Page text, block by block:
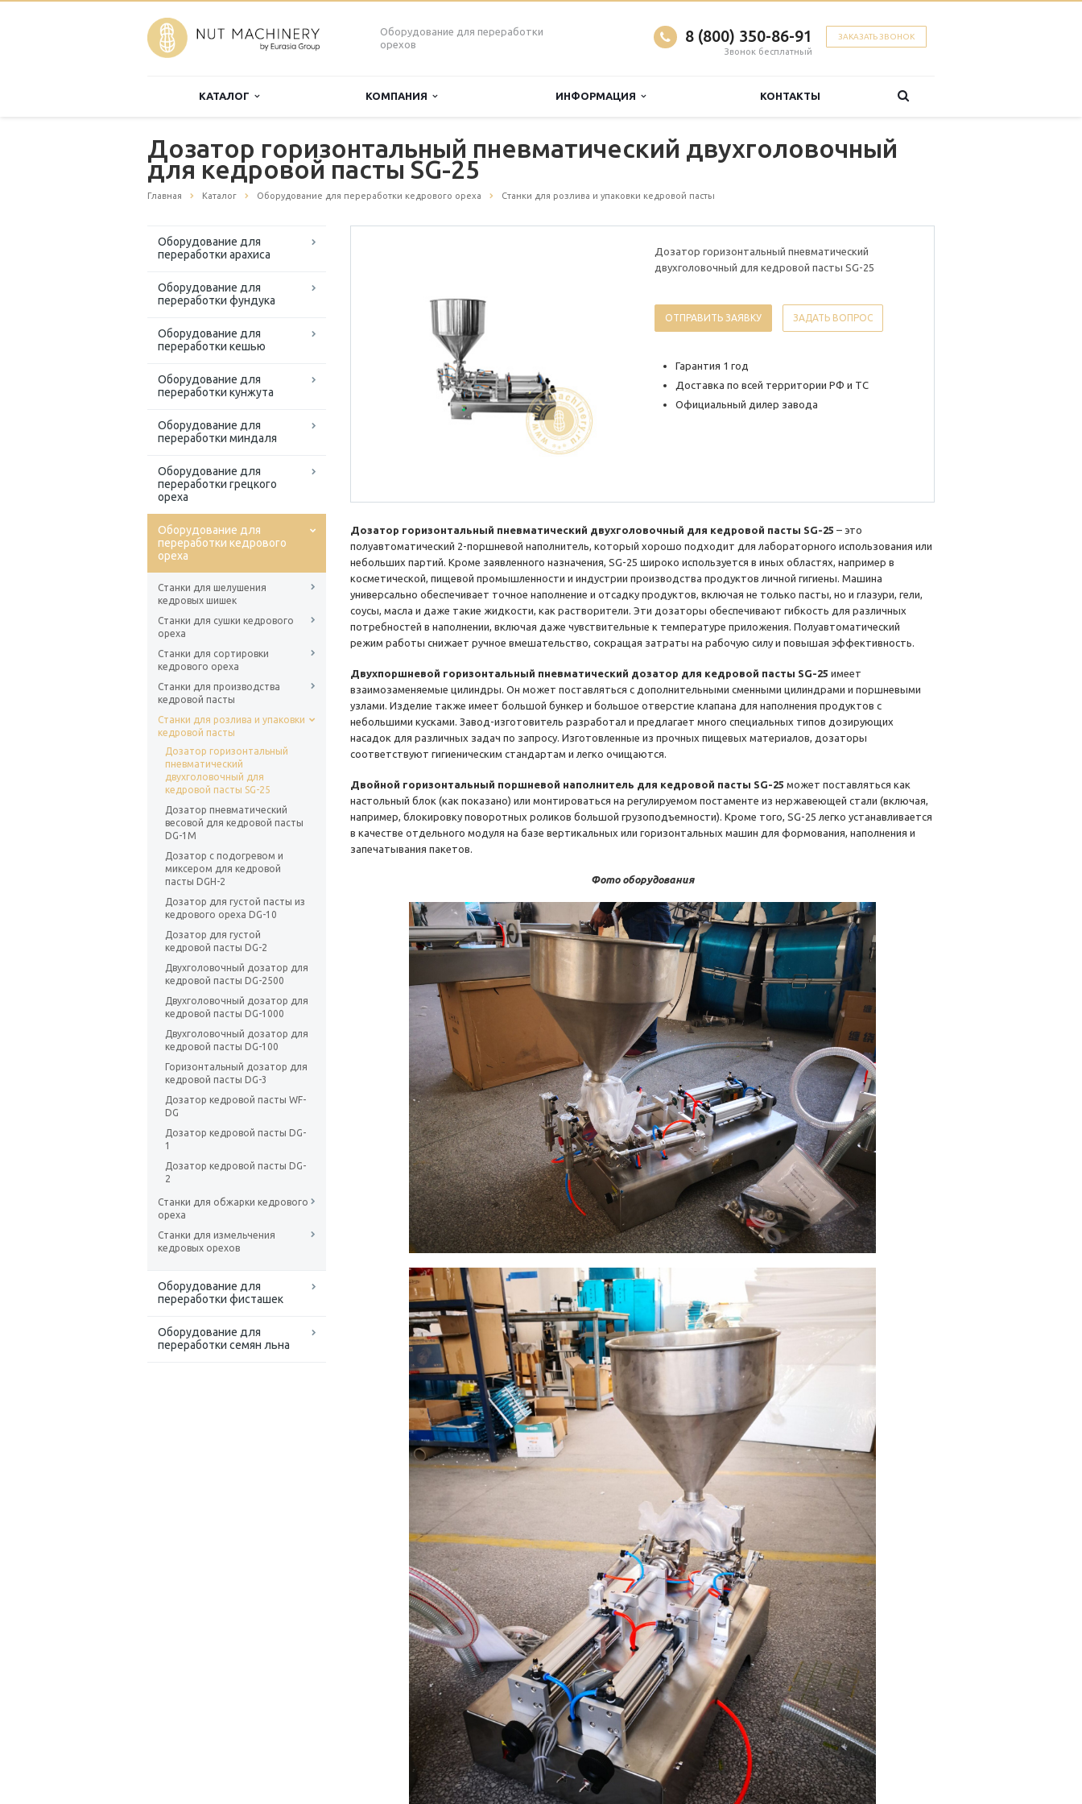
Оборудование для переработки
орехов
ЗАКАЗАТЬ ЗВОНОК
8 (800) 350-86-91
Звонок бесплатный
КАТАЛОГ КОМПАНИЯ ИНФОРМАЦИЯ КОНТАКТЫ
Дозатор горизонтальный пневматический двухголовочный
для кедровой пасты SG-25
Главная Каталог Оборудование для переработки кедрового ореха Станки для розлива и упаковки кедровой пасты
Оборудование для
переработки арахиса
Оборудование для
переработки фундука
Оборудование для
переработки кешью
Оборудование для
переработки кунжута
Оборудование для
переработки миндаля
Оборудование для
переработки грецкого
ореха
Оборудование для
переработки кедрового
ореха
Станки для шелушения
кедровых шишек
Станки для сушки кедрового
ореха
Станки для сортировки
кедрового ореха
Станки для производства
кедровой пасты
Станки для розлива и упаковки
кедровой пасты
Дозатор горизонтальный
пневматический
двухголовочный для
кедровой пасты SG-25
Дозатор пневматический
весовой для кедровой пасты
DG-1M
Дозатор с подогревом и
миксером для кедровой
пасты DGH-2
Дозатор для густой пасты из
кедрового ореха DG-10
Дозатор для густой
кедровой пасты DG-2
Двухголовочный дозатор для
кедровой пасты DG-2500
Двухголовочный дозатор для
кедровой пасты DG-1000
Двухголовочный дозатор для
кедровой пасты DG-100
Горизонтальный дозатор для
кедровой пасты DG-3
Дозатор кедровой пасты WF-
DG
Дозатор кедровой пасты DG-
1
Дозатор кедровой пасты DG-
2
Станки для обжарки кедрового
ореха
Станки для измельчения
кедровых орехов
Оборудование для
переработки фисташек
Оборудование для
переработки семян льна
Дозатор горизонтальный пневматический
двухголовочный для кедровой пасты SG-25
ОТПРАВИТЬ ЗАЯВКУ ЗАДАТЬ ВОПРОС
Гарантия 1 год
Доставка по всей территории РФ и ТС
Официальный дилер завода
Дозатор горизонтальный пневматический двухголовочный для кедровой пасты SG-25 – это
полуавтоматический 2-поршневой наполнитель, который хорошо подходит для лабораторного использования или
небольших партий. Кроме заявленного назначения, SG-25 широко используется в иных областях, например в
косметической, пищевой промышленности и индустрии производства продуктов личной гигиены. Машина
универсально обеспечивает точное наполнение и отсадку продуктов, включая не только пасты, но и глазури, гели,
соусы, масла и даже такие жидкости, как растворители. Эти дозаторы обеспечивают гибкость для различных
потребностей в наполнении, включая даже чувствительные к температуре приложения. Полуавтоматический
режим работы снижает ручное вмешательство, сокращая затраты на рабочую силу и повышая эффективность.
Двухпоршневой горизонтальный пневматический дозатор для кедровой пасты SG-25 имеет
взаимозаменяемые цилиндры. Он может поставляться с дополнительными сменными цилиндрами и поршневыми
узлами. Изделие также имеет большой бункер и большое отверстие клапана для наполнения продуктов с
небольшими кусками. Завод-изготовитель разработал и предлагает много специальных типов дозирующих
насадок для различных задач по запросу. Изготовленные из прочных пищевых материалов, дозаторы
соответствуют гигиеническим стандартам и легко очищаются.
Двойной горизонтальный поршневой наполнитель для кедровой пасты SG-25 может поставляться как
настольный блок (как показано) или монтироваться на регулируемом постаменте из нержавеющей стали (включая,
например, блокировку поворотных роликов большой грузоподъемности). Кроме того, SG-25 легко устанавливается
в качестве отдельного модуля на базе вертикальных или горизонтальных машин для формования, наполнения и
запечатывания пакетов.
Фото оборудования